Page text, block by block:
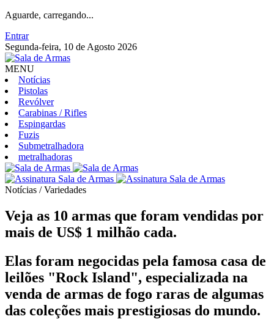
Aguarde, carregando...
Entrar
Segunda-feira, 10 de Agosto 2026
MENU
Notícias
Pistolas
Revólver
Carabinas / Rifles
Espingardas
Fuzis
Submetralhadora
metralhadoras
Notícias / Variedades
Veja as 10 armas que foram vendidas por
mais de US$ 1 milhão cada.
Elas foram negocidas pela famosa casa de
leilões "Rock Island", especializada na
venda de armas de fogo raras de algumas
das coleções mais prestigiosas do mundo.